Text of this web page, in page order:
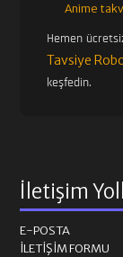
Anime
Hemen
Tavsiye
keşfedin.
İletişim
E-POSTA
İLETIŞIM FORMU